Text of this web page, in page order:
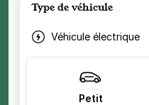
Type de véhicule
Véhicule électrique
Petit